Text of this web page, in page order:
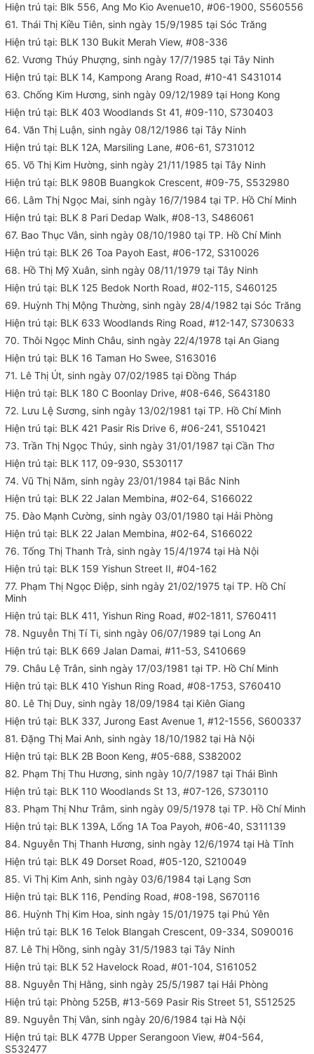
Hiện trú tại: Blk 556, Ang Mo Kio Avenue10, #06-1900, S560556
61. Thái Thị Kiều Tiên, sinh ngày 15/9/1985 tại Sóc Trăng
Hiện trú tại: BLK 130 Bukit Merah View, #08-336
62. Vương Thúy Phượng, sinh ngày 17/7/1985 tại Tây Ninh
Hiện trú tại: BLK 14, Kampong Arang Road, #10-41 S431014
63. Chống Kim Hương, sinh ngày 09/12/1989 tại Hong Kong
Hiện trú tại: BLK 403 Woodlands St 41, #09-110, S730403
64. Văn Thị Luận, sinh ngày 08/12/1986 tại Tây Ninh
Hiện trú tại: BLK 12A, Marsiling Lane, #06-61, S731012
65. Võ Thị Kim Hường, sinh ngày 21/11/1985 tại Tây Ninh
Hiện trú tại: BLK 980B Buangkok Crescent, #09-75, S532980
66. Lâm Thị Ngọc Mai, sinh ngày 16/7/1984 tại TP. Hồ Chí Minh
Hiện trú tại: BLK 8 Pari Dedap Walk, #08-13, S486061
67. Bao Thục Vân, sinh ngày 08/10/1980 tại TP. Hồ Chí Minh
Hiện trú tại: BLK 26 Toa Payoh East, #06-172, S310026
68. Hồ Thị Mỹ Xuân, sinh ngày 08/11/1979 tại Tây Ninh
Hiện trú tại: BLK 125 Bedok North Road, #02-115, S460125
69. Huỳnh Thị Mộng Thường, sinh ngày 28/4/1982 tại Sóc Trăng
Hiện trú tại: BLK 633 Woodlands Ring Road, #12-147, S730633
70. Thôi Ngọc Minh Châu, sinh ngày 22/4/1978 tại An Giang
Hiện trú tại: BLK 16 Taman Ho Swee, S163016
71. Lê Thị Út, sinh ngày 07/02/1985 tại Đồng Tháp
Hiện trú tại: BLK 180 C Boonlay Drive, #08-646, S643180
72. Lưu Lệ Sương, sinh ngày 13/02/1981 tại TP. Hồ Chí Minh
Hiện trú tại: BLK 421 Pasir Ris Drive 6, #06-241, S510421
73. Trần Thị Ngọc Thúy, sinh ngày 31/01/1987 tại Cần Thơ
Hiện trú tại: BLK 117, 09-930, S530117
74. Vũ Thị Năm, sinh ngày 23/01/1984 tại Bắc Ninh
Hiện trú tại: BLK 22 Jalan Membina, #02-64, S166022
75. Đào Mạnh Cường, sinh ngày 03/01/1980 tại Hải Phòng
Hiện trú tại: BLK 22 Jalan Membina, #02-64, S166022
76. Tống Thị Thanh Trà, sinh ngày 15/4/1974 tại Hà Nội
Hiện trú tại: BLK 159 Yishun Street II, #04-162
77. Phạm Thị Ngọc Điệp, sinh ngày 21/02/1975 tại TP. Hồ Chí
Minh
Hiện trú tại: BLK 411, Yishun Ring Road, #02-1811, S760411
78. Nguyễn Thị Tí Ti, sinh ngày 06/07/1989 tại Long An
Hiện trú tại: BLK 669 Jalan Damai, #11-53, S410669
79. Châu Lệ Trân, sinh ngày 17/03/1981 tại TP. Hồ Chí Minh
Hiện trú tại: BLK 410 Yishun Ring Road, #08-1753, S760410
80. Lê Thị Duy, sinh ngày 18/09/1984 tại Kiên Giang
Hiện trú tại: BLK 337, Jurong East Avenue 1, #12-1556, S600337
81. Đặng Thị Mai Anh, sinh ngày 18/10/1982 tại Hà Nội
Hiện trú tại: BLK 2B Boon Keng, #05-688, S382002
82. Phạm Thị Thu Hương, sinh ngày 10/7/1987 tại Thái Bình
Hiện trú tại: BLK 110 Woodlands St 13, #07-126, S730110
83. Phạm Thị Như Trâm, sinh ngày 09/5/1978 tại TP. Hồ Chí Minh
Hiện trú tại: BLK 139A, Lổng 1A Toa Payoh, #06-40, S311139
84. Nguyễn Thị Thanh Hương, sinh ngày 12/6/1974 tại Hà Tĩnh
Hiện trú tại: BLK 49 Dorset Road, #05-120, S210049
85. Vi Thị Kim Anh, sinh ngày 03/6/1984 tại Lạng Sơn
Hiện trú tại: BLK 116, Pending Road, #08-198, S670116
86. Huỳnh Thị Kim Hoa, sinh ngày 15/01/1975 tại Phú Yên
Hiện trú tại: BLK 16 Telok Blangah Crescent, 09-334, S090016
87. Lê Thị Hồng, sinh ngày 31/5/1983 tại Tây Ninh
Hiện trú tại: BLK 52 Havelock Road, #01-104, S161052
88. Nguyễn Thị Hằng, sinh ngày 25/5/1987 tại Hải Phòng
Hiện trú tại: Phòng 525B, #13-569 Pasir Ris Street 51, S512525
89. Nguyễn Thị Vân, sinh ngày 20/6/1984 tại Hà Nội
Hiện trú tại: BLK 477B Upper Serangoon View, #04-564,
S532477